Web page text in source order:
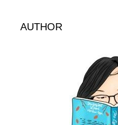
AUTHOR